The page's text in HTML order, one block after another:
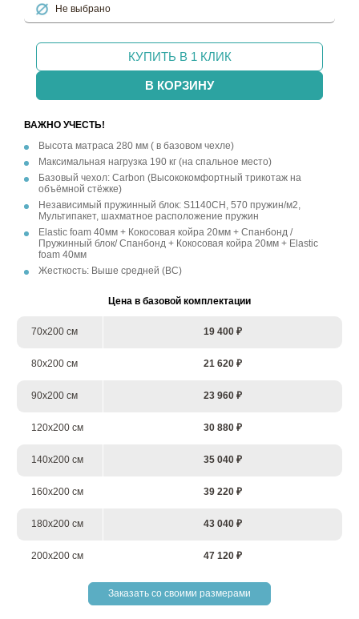
Не выбрано
КУПИТЬ В 1 КЛИК
В КОРЗИНУ
ВАЖНО УЧЕСТЬ!
Высота матраса 280 мм ( в базовом чехле)
Максимальная нагрузка 190 кг (на спальное место)
Базовый чехол: Carbon (Высококомфортный трикотаж на
объёмной стёжке)
Независимый пружинный блок: S1140CH, 570 пружин/м2,
Мультипакет, шахматное расположение пружин
Elastic foam 40мм + Кокосовая койра 20мм + Спанбонд /
Пружинный блок/ Спанбонд + Кокосовая койра 20мм + Elastic
foam 40мм
Жесткость: Выше средней (ВС)
Цена в базовой комплектации
70х200 см 19 400 ₽
80х200 см 21 620 ₽
90х200 см 23 960 ₽
120х200 см 30 880 ₽
140х200 см 35 040 ₽
160х200 см 39 220 ₽
180х200 см 43 040 ₽
200х200 см 47 120 ₽
Заказать со своими размерами